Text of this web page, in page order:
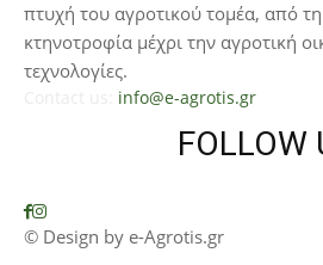
πτυχή του αγροτικού τομέα, από
κτηνοτροφία μέχρι την αγροτική
τεχνολογίες.
info@e-agrotis.gr
FOLLOW
© Design by e-Agrotis.gr